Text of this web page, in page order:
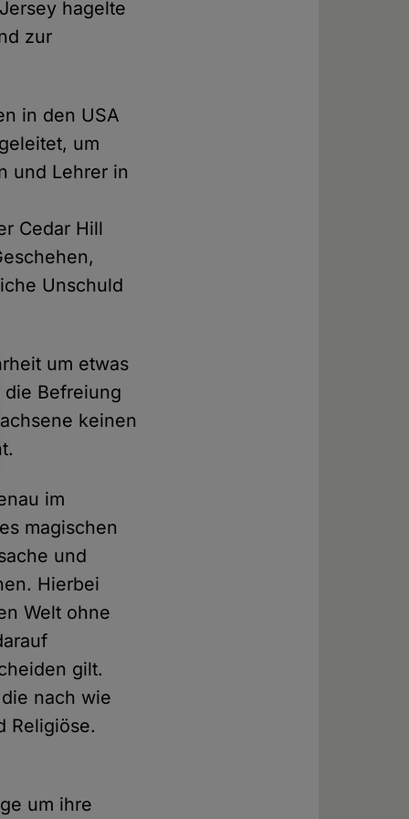
hagelte
zur
in den USA
um
und Lehrer in
Cedar Hill
Unschuld
um etwas
die Befreiung
keinen
im
magischen
und
Hierbei
Welt ohne
gilt.
nach wie
Religiöse.
um ihre